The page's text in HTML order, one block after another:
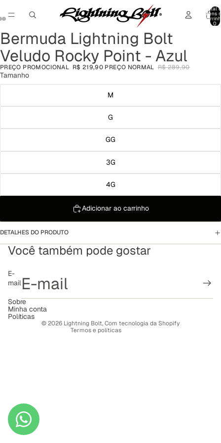
Total
itens
0
Abrir
imagem
em
tela
cheia
Abrir
imagem
em
tela
cheia
Abrir
imagem
em
tela
cheia
Bermuda Lightning Bolt
Veludo Rocky Point - Azul
PREÇO PROMOCIONAL R$ 219,90 PREÇO NORMAL R$ 289,90
Tamanho
M
G
GG
3G
4G
Adicionar ao carrinho
DETALHES DO PRODUTO
Você também pode gostar
E-
mail
Sobre
Minha conta
Políticas
© 2026 Lightning Bolt,Com tecnologia da Shopify
Termos e políticas
Política de privacidade
Termos de serviço
Política de frete